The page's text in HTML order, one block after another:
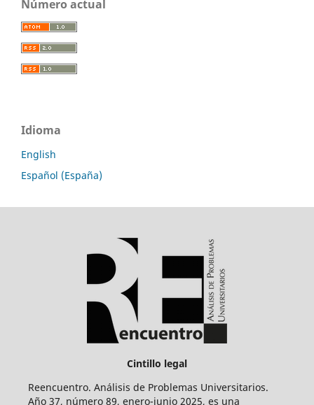
Número actual
Idioma
English
Español (España)
Cintillo legal
Reencuentro. Análisis de Problemas Universitarios.
Año 37, número 89, enero-junio 2025, es una